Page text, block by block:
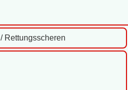
/ Rettungsscheren